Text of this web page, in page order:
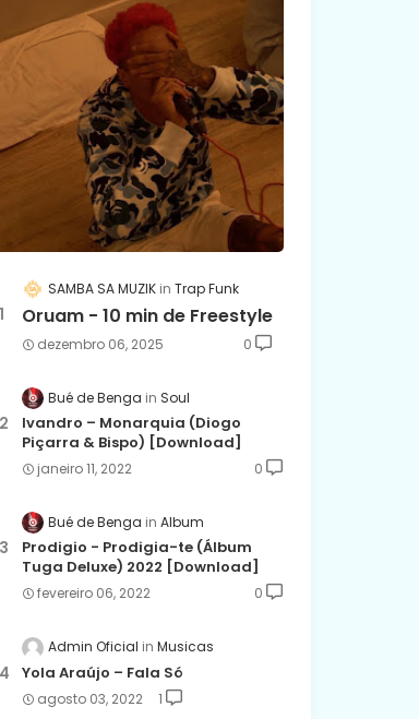
SAMBA SA MUZIK Trap Funk
Oruam - 10 min de Freestyle
dezembro 06, 2025 0
Bué de Benga Soul
Ivandro – Monarquia (Diogo
Piçarra & Bispo) [Download]
janeiro 11, 2022 0
Bué de Benga Album
Prodigio - Prodigia-te (Álbum
Tuga Deluxe) 2022 [Download]
fevereiro 06, 2022 0
Admin Oficial Musicas
Yola Araújo – Fala Só
agosto 03, 2022 1